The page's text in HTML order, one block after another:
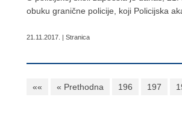
obuku granične policije, koji Policijska
21.11.2017. | Stranica
«« « Prethodna 196 197